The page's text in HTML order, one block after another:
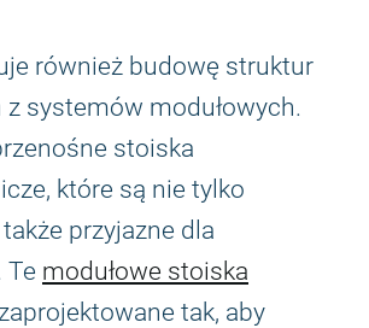
również budowę struktur
systemów modułowych.
stoiska
które są nie tylko
przyjazne dla
Te modułowe stoiska
tak, aby